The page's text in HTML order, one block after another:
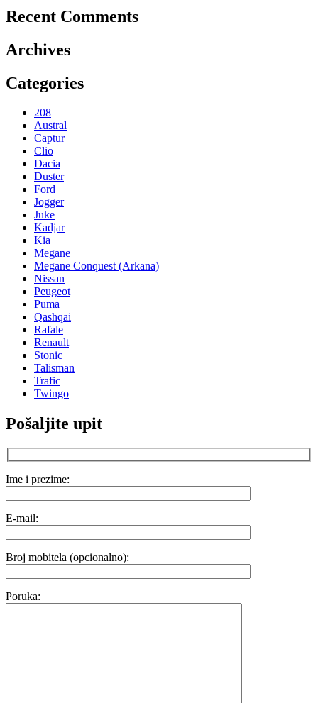
Recent Comments
Archives
Categories
208
Austral
Captur
Clio
Dacia
Duster
Ford
Jogger
Juke
Kadjar
Kia
Megane
Megane Conquest (Arkana)
Nissan
Peugeot
Puma
Qashqai
Rafale
Renault
Stonic
Talisman
Trafic
Twingo
Pošaljite upit
Ime i prezime:
E-mail:
Broj mobitela (opcionalno):
Poruka: